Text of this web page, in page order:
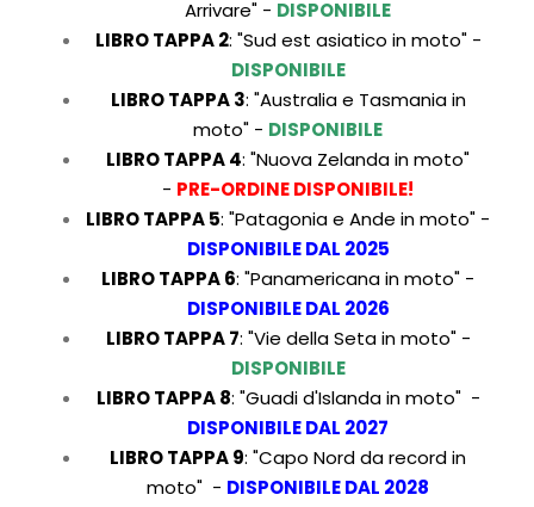
Arrivare" - DISPONIBILE
LIBRO TAPPA 2: "Sud est asiatico in moto" -
DISPONIBILE
LIBRO TAPPA 3: "Australia e Tasmania in
moto" - DISPONIBILE
LIBRO TAPPA 4: "Nuova Zelanda in moto"
- PRE-ORDINE DISPONIBILE!
LIBRO TAPPA 5: "Patagonia e Ande in moto" -
DISPONIBILE DAL 2025
LIBRO TAPPA 6: "Panamericana in moto" -
DISPONIBILE DAL 2026
LIBRO TAPPA 7: "Vie della Seta in moto" -
DISPONIBILE
LIBRO TAPPA 8: "Guadi d'Islanda in moto" -
DISPONIBILE DAL 2027
LIBRO TAPPA 9: "Capo Nord da record in
moto" - DISPONIBILE DAL 2028